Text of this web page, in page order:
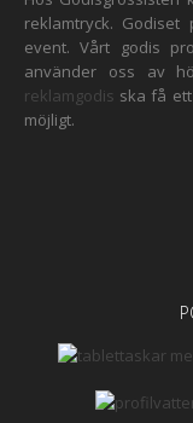
reklamtryck.
event. Vårt godis
använder oss av
reklamgodis ska få
möjligt.